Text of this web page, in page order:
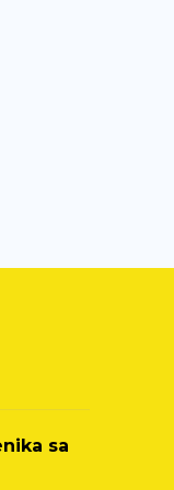
sa